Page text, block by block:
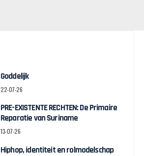
Goddelijk
22-07-26
PRE-EXISTENTE RECHTEN: De Primaire
Reparatie van Suriname
13-07-26
Hiphop, identiteit en rolmodelschap